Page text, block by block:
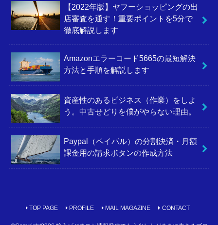
【2022年版】ヤフーショッピングの出
店審査を通す！重要ポイントを5分で
徹底解説します
Amazonエラーコード5665の最短解決
方法と手順を解説します
資産性のあるビジネス（作業）をしよ
う。中古せどりを僕がやらない理由。
Paypal（ペイパル）の分割決済・月額
課金用の請求ボタンの作成方法
TOP PAGE PROFILE MAIL MAGAZINE CONTACT